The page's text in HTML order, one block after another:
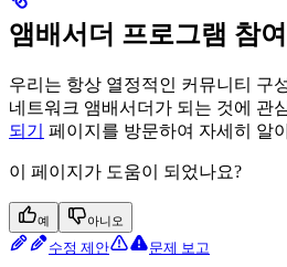
앰배서더 프로그램 참여
우리는 항상 열정적인 커뮤니티 구
네트워크 앰배서더가 되는 것에 관
되기
페이지를 방문하여 자세히 알
이 페이지가 도움이 되었나요?
예 아니오
수정 제안 문제 보고